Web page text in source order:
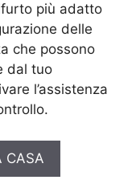
più adatto
delle
che possono
dal tuo
l’assistenza
CASA